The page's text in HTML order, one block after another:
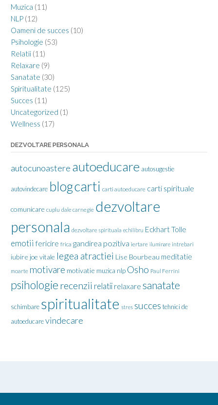
Muzica (11)
NLP (12)
Oameni de succes (10)
Psihologie (53)
Relatii (11)
Relaxare (9)
Sanatate (30)
Spiritualitate (125)
Succes (11)
Uncategorized (1)
Wellness (17)
DEZVOLTARE PERSONALA
autocunoastere autoeducare autosugestie
autovindecare blogcarti carti autoeducare carti spirituale
comunicare cuplu dale carnegie dezvoltare
personala dezvoltare spirituala echilibru Eckhart Tolle
emotii fericire frica gandirea pozitiva iertare iluminare intrebari
iubire joe vitale legea atractiei Lise Bourbeau meditatie
moarte motivare motivatie muzica nlp Osho Paul Ferrini
psihologie recenzii relatii relaxare sanatate
schimbare spiritualitate stres succes tehnici de
autoeducarevindecare